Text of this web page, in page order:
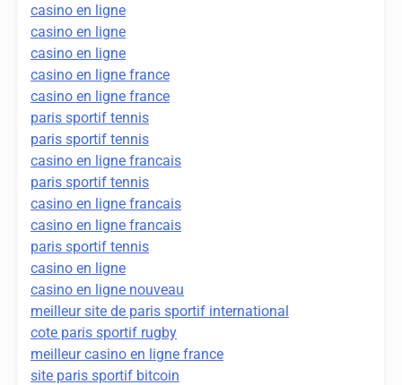
casino en ligne
casino en ligne
casino en ligne
casino en ligne france
casino en ligne france
paris sportif tennis
paris sportif tennis
casino en ligne francais
paris sportif tennis
casino en ligne francais
casino en ligne francais
paris sportif tennis
casino en ligne
casino en ligne nouveau
meilleur site de paris sportif international
cote paris sportif rugby
meilleur casino en ligne france
site paris sportif bitcoin